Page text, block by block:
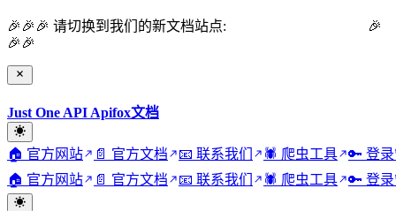
🎉🎉🎉 请切换到我们的新文档站点:
🎉
🎉🎉
Just One API Apifox文档
🏠 官方网站 📄 官方文档 📧 联系我们 🕷️ 爬虫工具
🔑 登
🏠 官方网站
📄 官方文档 📧 联系我们 🕷️ 爬虫工具 🔑 登